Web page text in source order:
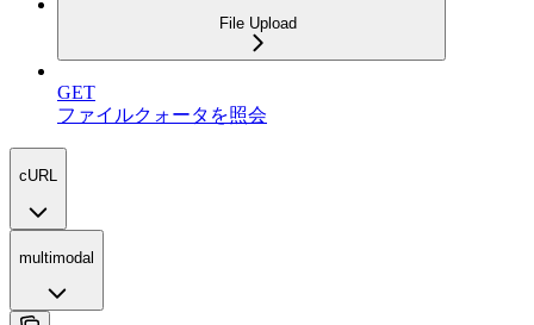
File Upload
GET
ファイルクォータを照会
cURL
multimodal